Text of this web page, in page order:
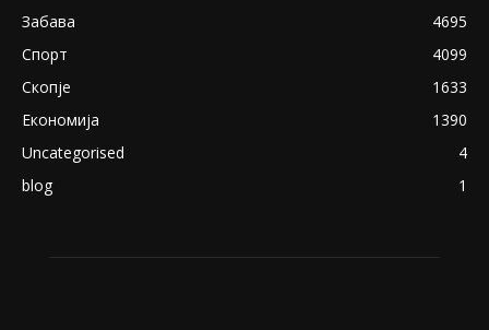
Забава
4695
Спорт
4099
Скопје
1633
Економија
1390
Uncategorised
4
blog
1